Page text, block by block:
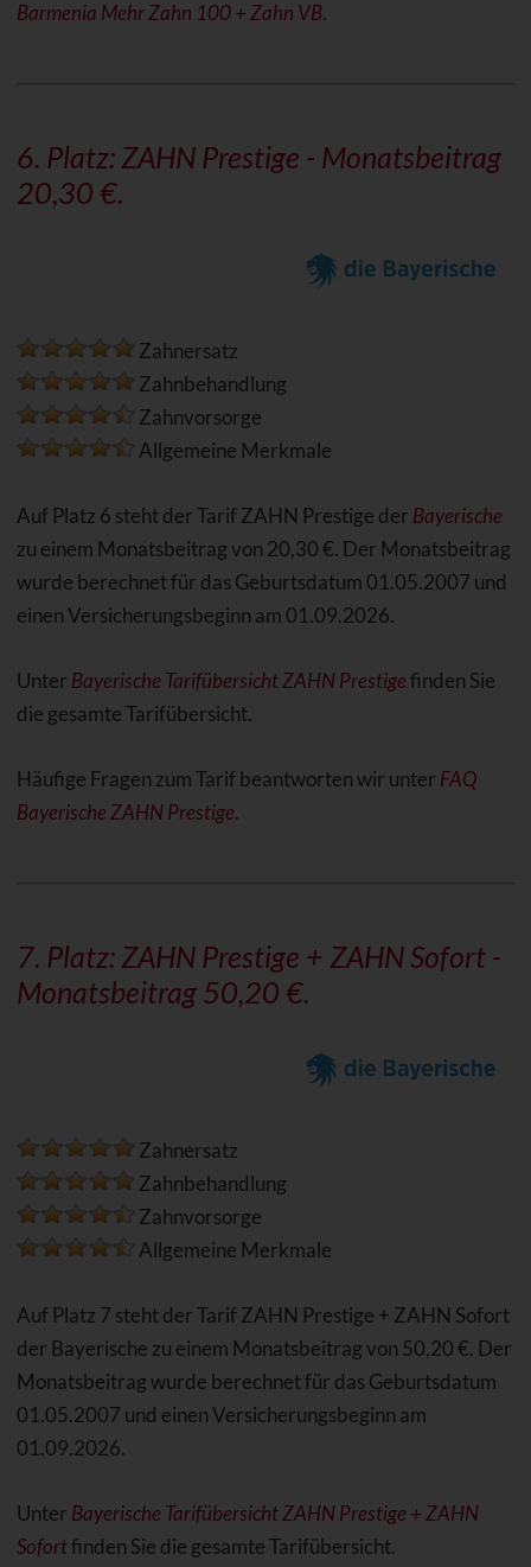
Barmenia Mehr Zahn 100 + Zahn VB.
6. Platz: ZAHN Prestige - Monatsbeitrag
20,30 €.
Zahnersatz
Zahnbehandlung
Zahnvorsorge
Allgemeine Merkmale
Auf Platz 6 steht der Tarif ZAHN Prestige der Bayerische
zu einem Monatsbeitrag von 20,30 €. Der Monatsbeitrag
wurde berechnet für das Geburtsdatum 01.05.2007 und
einen Versicherungsbeginn am 01.09.2026.
Unter Bayerische Tarifübersicht ZAHN Prestigefinden Sie
die gesamte Tarifübersicht.
Häufige Fragen zum Tarif beantworten wir unter FAQ
Bayerische ZAHN Prestige.
7. Platz: ZAHN Prestige + ZAHN Sofort-
Monatsbeitrag 50,20 €.
Zahnersatz
Zahnbehandlung
Zahnvorsorge
Allgemeine Merkmale
Auf Platz 7 steht der Tarif ZAHN Prestige + ZAHN Sofort
der Bayerische zu einem Monatsbeitrag von 50,20 €. Der
Monatsbeitrag wurde berechnet für das Geburtsdatum
01.05.2007 und einen Versicherungsbeginn am
01.09.2026.
Unter Bayerische Tarifübersicht ZAHN Prestige + ZAHN
Sofortfinden Sie die gesamte Tarifübersicht.